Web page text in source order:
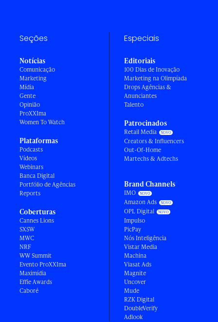
Seções
Notícias
Comunicação
Marketing
Mídia
Gente
Opinião
ProXXIma
Women To Watch
Plataformas
Podcasts
Vídeos
Webinars
Banca Digital
Portfólio de Agências
Reports
Coberturas
Cannes Lions
SXSW
MWC
NRF
WW Summit
Evento ProXXIma
Maximídia
Effie Awards
Caboré
Especiais
Editoriais
100 Dias de Inovação
Marketing na Olimpíada
Drops Agências &
Anunciantes
Talento
Patrocinados
Retail Media
Creators & Influencers
Out-Of-Home
Martechs & Adtechs
Brand Channels
IMO
Amazon Ads
OPL Digital
Impulso
PicPay
Nós Inteligência
Vistar Media
Machina
Viasat Ads
Magnite
Uncover
Mude
RZK Digital
DoubleVerify
Adlook